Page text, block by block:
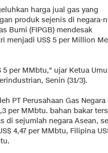
harga jual gas yang
produk sejenis di negara-
Bumi (FIPGB) mendesak
menjadi US$ 5 per Million
per MMbtu," ujar Ketua
Senin (31/3).
PT Perusahaan Gas Negara
per MMbtu. bahan bakar
di sejumlah negara Asean,
4,47 per MMbtu, Filipina